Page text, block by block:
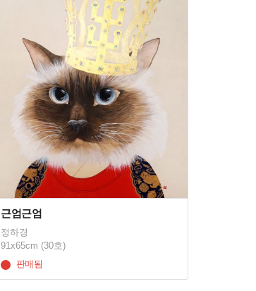
근엄근엄
정하경
91x65cm (30호)
판매됨